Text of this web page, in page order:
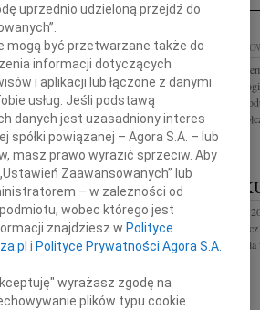
19.08.2009
wiadomość o śmierci
muzyka,
Akademii
orkiestr...
18.08.2009
Pani mgr Ewie
Wydziału
Śląskiego z
głębokiego
BORONIOWI
Panu Aleksandrowi
Spółki
z o.o. z powodu
GINTER
Dnia 10 sierpnia
Zasłużony
wielkie zasługi
uprzednio udzieloną przejdź do
mogą być przetwarzane także do
informacji dotyczących
i aplikacji lub łączone z danymi
usług. Jeśli podstawą
danych jest uzasadniony interes
spółki powiązanej – Agora S.A. – lub
masz prawo wyrazić sprzeciw. Aby
Zaawansowanych” lub
– w zależności od
wobec którego jest
znajdziesz w Polityce
i Polityce Prywatności Agora S.A.
wyrażasz zgodę na
plików typu cookie